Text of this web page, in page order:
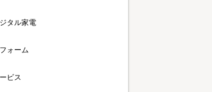
タル家電
ォーム
ビス